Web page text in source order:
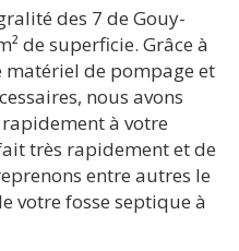
des 7 de Gouy-
de superficie. Grâce à
de pompage et
nous avons
à votre
très rapidement et de
entre autres le
votre fosse septique à